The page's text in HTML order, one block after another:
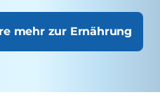
mehr zur Ernährung